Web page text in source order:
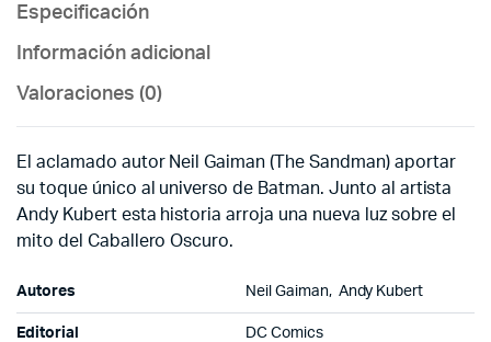
Especificación
Información adicional
Valoraciones (0)
El aclamado autor Neil Gaiman (The Sandman) aportar
su toque único al universo de Batman. Junto al artista
Andy Kubert esta historia arroja una nueva luz sobre el
mito del Caballero Oscuro.
Autores Neil Gaiman, Andy Kubert
Editorial DC Comics